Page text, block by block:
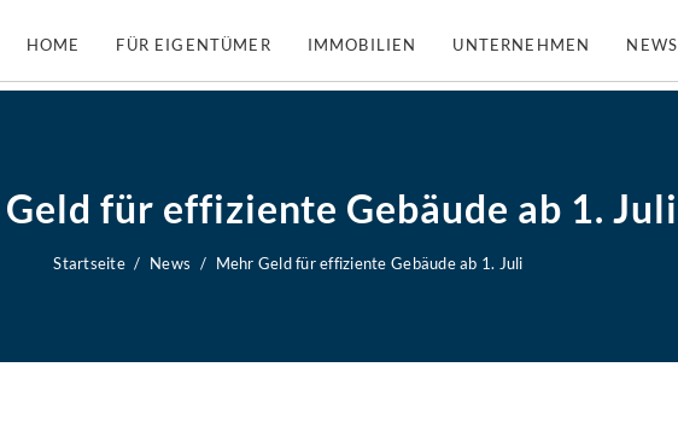
HOME FÜR EIGENTÜMER IMMOBILIEN UNTERNEHMEN NEWS
für effiziente Gebäude ab 1. Juli
Startseite News Mehr Geld für effiziente Gebäude ab 1. Juli